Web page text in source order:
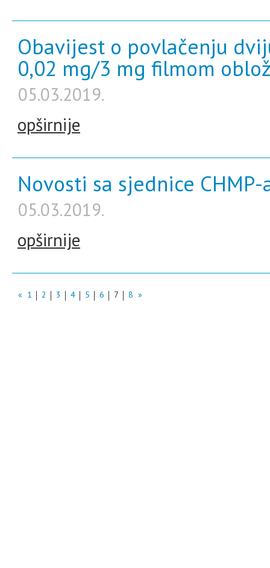
Obavijest o povlačenju
0,02 mg/3 mg filmom
05.03.2019.
opširnije
Novosti sa sjednice
05.03.2019.
opširnije
« 1 2 3 4 5 6 7 8 »